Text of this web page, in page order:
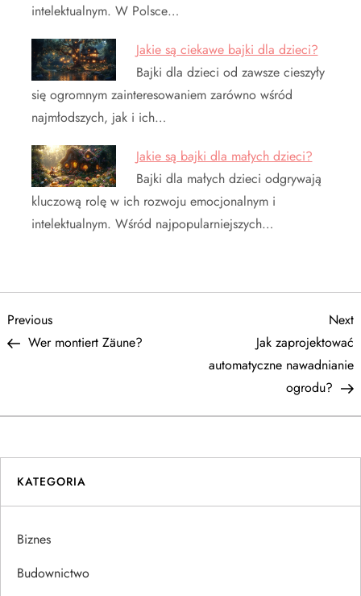
intelektualnym. W Polsce…
Jakie są ciekawe bajki dla dzieci?
Bajki dla dzieci od zawsze cieszyły
się ogromnym zainteresowaniem zarówno wśród
najmłodszych, jak i ich…
Jakie są bajki dla małych dzieci?
Bajki dla małych dzieci odgrywają
kluczową rolę w ich rozwoju emocjonalnym i
intelektualnym. Wśród najpopularniejszych…
N
g
a
c
Previous
Post
Previous
Wer montiert Zäune?
Next
Jak zaprojektować
automatyczne nawadnianie
ogrodu?
KATEGORIA
Biznes
Budownictwo